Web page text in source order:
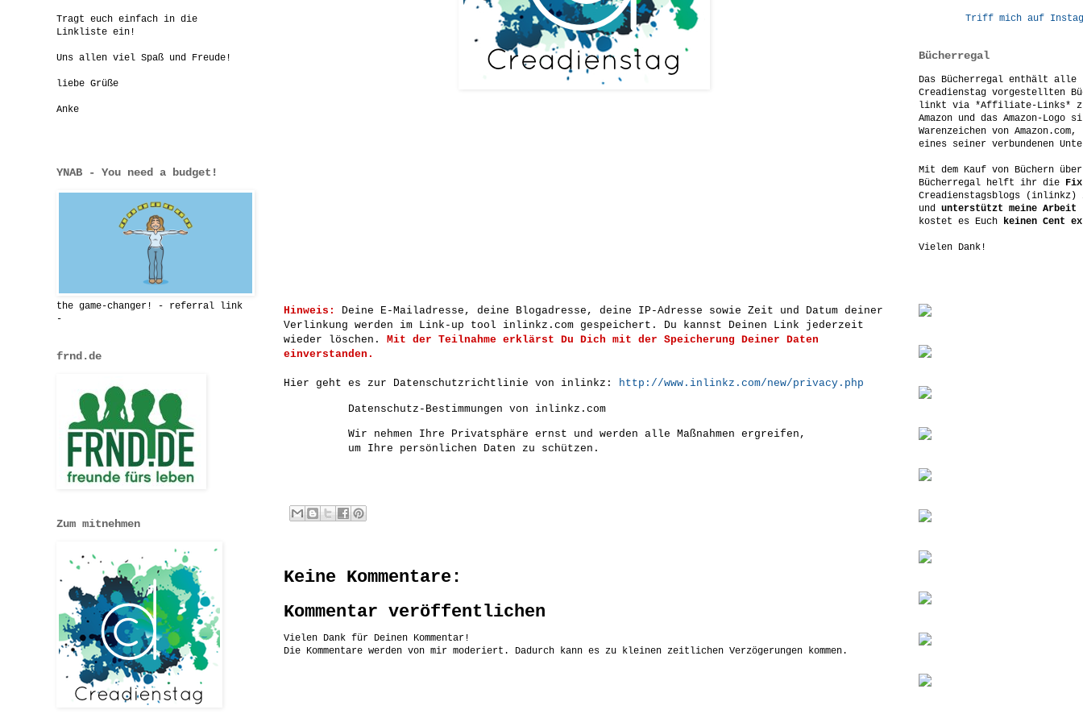
Hinweis: Deine E-Mailadresse, deine Blogadresse, deine IP-Adresse sowie Zeit und Datum deiner
Verlinkung werden im Link-up tool inlinkz.com gespeichert. Du kannst Deinen Link jederzeit
wieder löschen. Mit der Teilnahme erklärst Du Dich mit der Speicherung Deiner Daten
einverstanden.
Hier geht es zur Datenschutzrichtlinie von inlinkz: http://www.inlinkz.com/new/privacy.php
Datenschutz-Bestimmungen von inlinkz.com
Wir nehmen Ihre Privatsphäre ernst und werden alle Maßnahmen ergreifen,
um Ihre persönlichen Daten zu schützen.
Keine Kommentare:
Kommentar veröffentlichen
Vielen Dank für Deinen Kommentar!
Die Kommentare werden von mir moderiert. Dadurch kann es zu kleinen zeitlichen Verzögerungen kommen.
Tragt euch einfach in die
Linkliste ein!
Uns allen viel Spaß und Freude!
liebe Grüße
Anke
YNAB - You need a budget!
the game-changer! - referral link
-
frnd.de
Zum mitnehmen
Triff mich auf
Bücherregal
Das Bücherregal enthält alle
Creadienstag vorgestellten
linkt via *Affiliate-Links* zu
Amazon und das Amazon-Logo
Warenzeichen von
eines seiner verbundenen
Mit dem Kauf von Büchern
Bücherregal helft ihr die
Creadienstagsblogs (inlinkz)
und unterstützt meine Arbeit
kostet es Euch keinen Cent
Vielen Dank!